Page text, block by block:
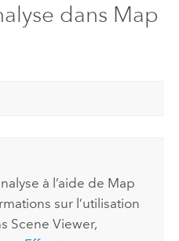
dans Map
à l’aide de Map
sur l’utilisation
Scene Viewer,